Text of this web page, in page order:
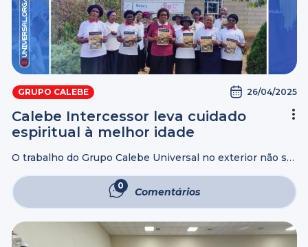
GRUPO CALEBE 26/04/2025
Calebe Intercessor leva cuidado
espiritual à melhor idade
O trabalho do Grupo Calebe Universal no exterior não se
precisam tanto quanto as demais pessoas do cuidado
espiritual, de ...
0 Comentários